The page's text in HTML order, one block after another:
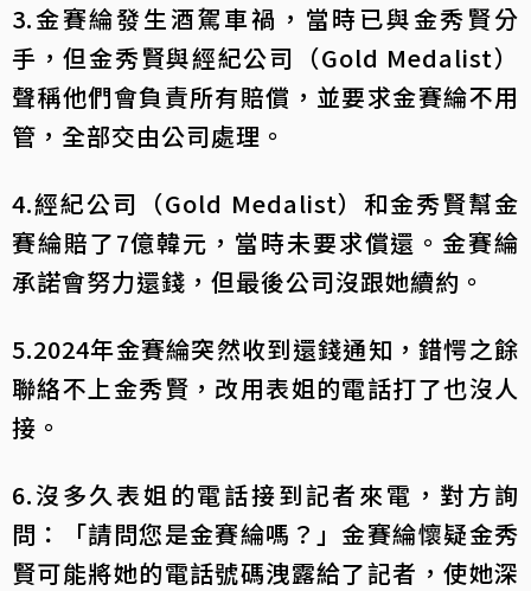
3.金賽綸發生酒駕車禍，當時已與金秀賢分
手，但金秀賢與經紀公司（Gold Medalist）
聲稱他們會負責所有賠償，並要求金賽綸不用
管，全部交由公司處理。
4.經紀公司（Gold Medalist）和金秀賢幫金
賽綸賠了7億韓元，當時未要求償還。金賽綸
承諾會努力還錢，但最後公司沒跟她續約。
5.2024年金賽綸突然收到還錢通知，錯愕之餘
聯絡不上金秀賢，改用表姐的電話打了也沒人
接。
6.沒多久表姐的電話接到記者來電，對方詢
問：「請問您是金賽綸嗎？」金賽綸懷疑金秀
賢可能將她的電話號碼洩露給了記者，使她深